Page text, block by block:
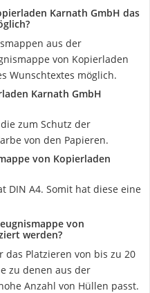
Karnath GmbH das
aus der
von Kopierladen
Wunschtextes möglich.
Karnath GmbH
zum Schutz der
von den Papieren.
von Kopierladen
DIN A4. Somit hat diese eine
von
werden?
das Platzieren von bis zu 20
zu denen aus der
Anzahl von Hüllen passt.